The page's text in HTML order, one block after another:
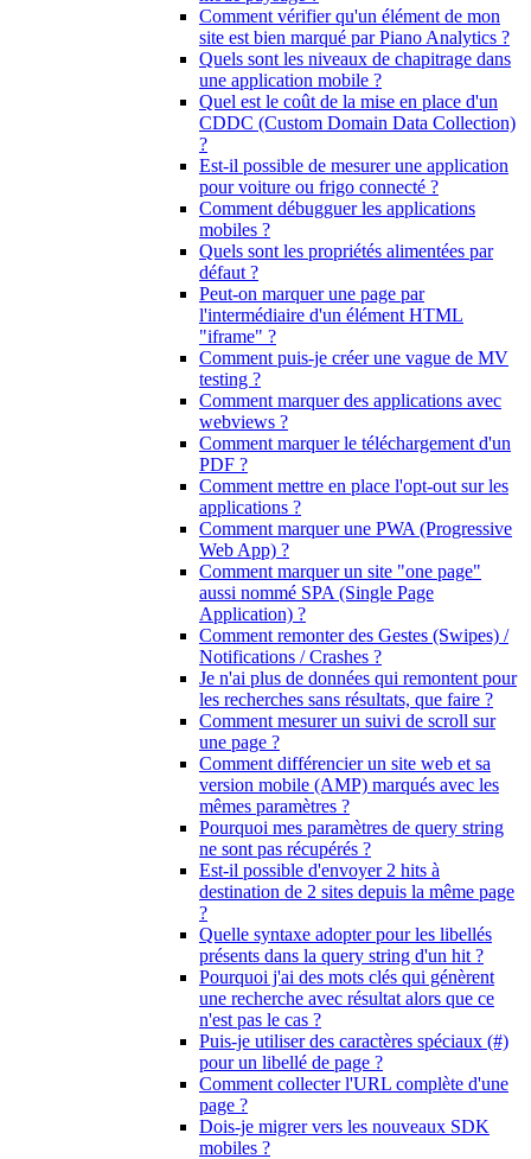
Comment vérifier qu'un élément de mon
site est bien marqué par Piano Analytics ?
Quels sont les niveaux de chapitrage dans
une application mobile ?
Quel est le coût de la mise en place d'un
CDDC (Custom Domain Data Collection)
?
Est-il possible de mesurer une application
pour voiture ou frigo connecté ?
Comment débugguer les applications
mobiles ?
Quels sont les propriétés alimentées par
défaut ?
Peut-on marquer une page par
l'intermédiaire d'un élément HTML
"iframe" ?
Comment puis-je créer une vague de MV
testing ?
Comment marquer des applications avec
webviews ?
Comment marquer le téléchargement d'un
PDF ?
Comment mettre en place l'opt-out sur les
applications ?
Comment marquer une PWA (Progressive
Web App) ?
Comment marquer un site "one page"
aussi nommé SPA (Single Page
Application) ?
Comment remonter des Gestes (Swipes) /
Notifications / Crashes ?
Je n'ai plus de données qui remontent pour
les recherches sans résultats, que faire ?
Comment mesurer un suivi de scroll sur
une page ?
Comment différencier un site web et sa
version mobile (AMP) marqués avec les
mêmes paramètres ?
Pourquoi mes paramètres de query string
ne sont pas récupérés ?
Est-il possible d'envoyer 2 hits à
destination de 2 sites depuis la même page
?
Quelle syntaxe adopter pour les libellés
présents dans la query string d'un hit ?
Pourquoi j'ai des mots clés qui génèrent
une recherche avec résultat alors que ce
n'est pas le cas ?
Puis-je utiliser des caractères spéciaux (#)
pour un libellé de page ?
Comment collecter l'URL complète d'une
page ?
Dois-je migrer vers les nouveaux SDK
mobiles ?